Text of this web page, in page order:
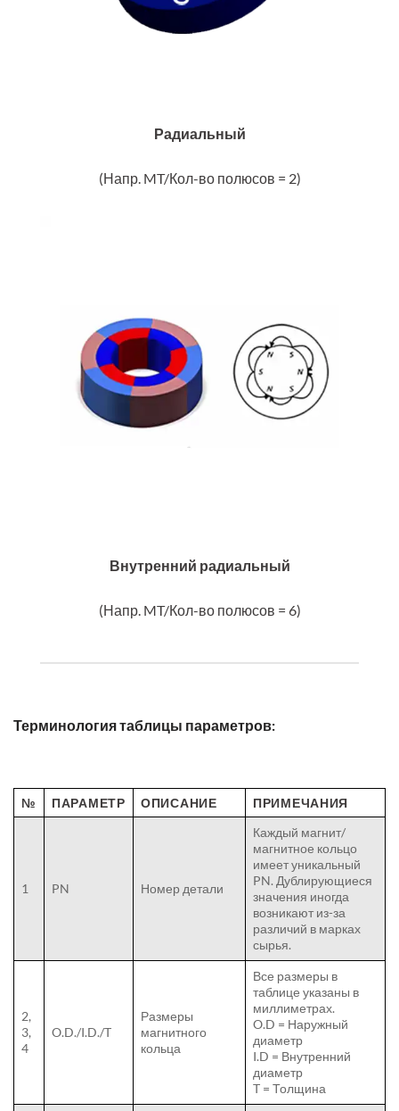
Радиальный
(Напр. MT/Кол-во полюсов = 2)
Внутренний радиальный
(Напр. MT/Кол-во полюсов = 6)
Терминология таблицы параметров:
№ ПАРАМЕТР ОПИСАНИЕ ПРИМЕЧАНИЯ
1 PN Номер детали
Каждый магнит/
магнитное кольцо
имеет уникальный
PN. Дублирующиеся
значения иногда
возникают из-за
различий в марках
сырья.
2,
3,
4
O.D./I.D./T
Размеры
магнитного
кольца
Все размеры в
таблице указаны в
миллиметрах.
O.D = Наружный
диаметр
I.D = Внутренний
диаметр
T = Толщина